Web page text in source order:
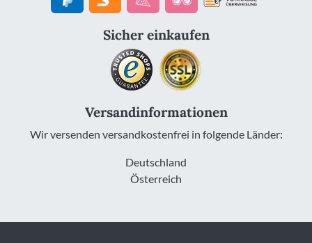
Sicher einkaufen
Versandinformationen
Wir versenden versandkostenfrei in folgende Länder:
Deutschland
Österreich